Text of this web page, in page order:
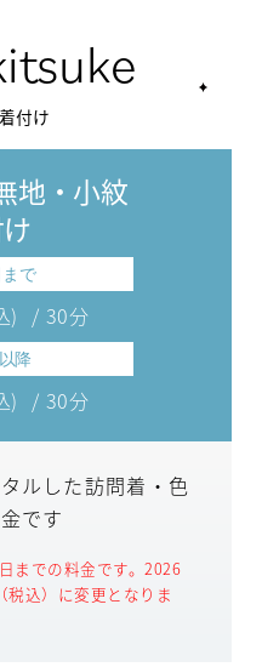
付け
地・小紋
で
) / 30分
降
) / 30分
ルした訪問着・色
です
までの料金です。2026
税込）に変更となりま